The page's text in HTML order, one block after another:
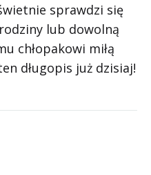
sprawdzi się
lub dowolną
chłopakowi miłą
długopis już dzisiaj!